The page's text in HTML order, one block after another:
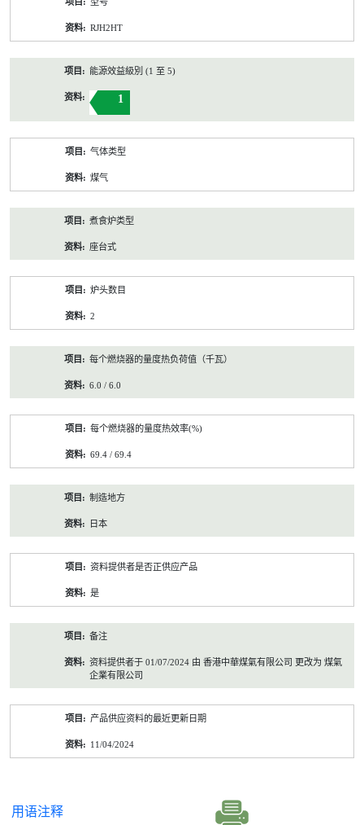
RJH2HT
能源效益級別 (1 至 5)
1
气体类型
煤气
煮食炉类型
座台式
炉头数目
2
每个燃烧器的量度热负荷值（千瓦）
6.0 / 6.0
每个燃烧器的量度热效率(%)
69.4 / 69.4
制造地方
日本
资料提供者是否正供应产品
是
备注
资料提供者于 01/07/2024 由 香港中華煤氣有限公司 更改为 煤氣
企業有限公司
产品供应资料的最近更新日期
11/04/2024
用语注释